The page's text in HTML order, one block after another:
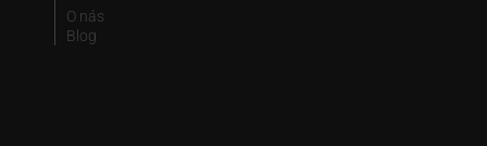
O nás
Blog